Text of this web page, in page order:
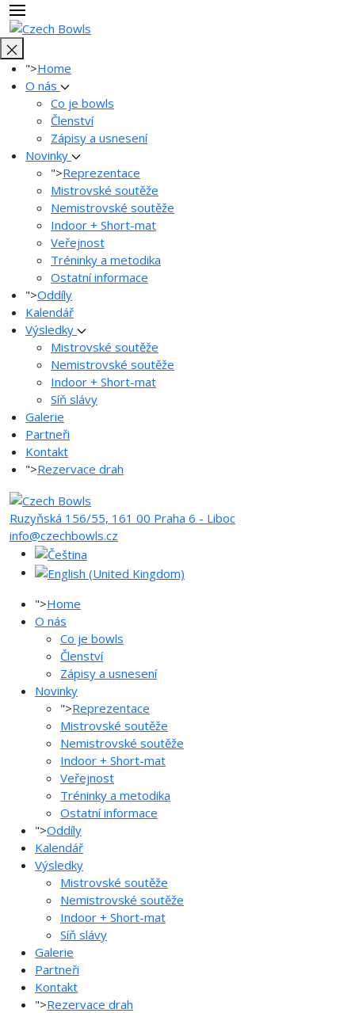
">Home
O nás
Co je bowls
Členství
Zápisy a usnesení
Novinky
">Reprezentace
Mistrovské soutěže
Nemistrovské soutěže
Indoor + Short-mat
Veřejnost
Tréninky a metodika
Ostatní informace
">Oddíly
Kalendář
Výsledky
Mistrovské soutěže
Nemistrovské soutěže
Indoor + Short-mat
Síň slávy
Galerie
Partneři
Kontakt
">Rezervace drah
Ruzyňská 156/55, 161 00 Praha 6 - Liboc
info@czechbowls.cz
">Home
O nás
Co je bowls
Členství
Zápisy a usnesení
Novinky
">Reprezentace
Mistrovské soutěže
Nemistrovské soutěže
Indoor + Short-mat
Veřejnost
Tréninky a metodika
Ostatní informace
">Oddíly
Kalendář
Výsledky
Mistrovské soutěže
Nemistrovské soutěže
Indoor + Short-mat
Síň slávy
Galerie
Partneři
Kontakt
">Rezervace drah